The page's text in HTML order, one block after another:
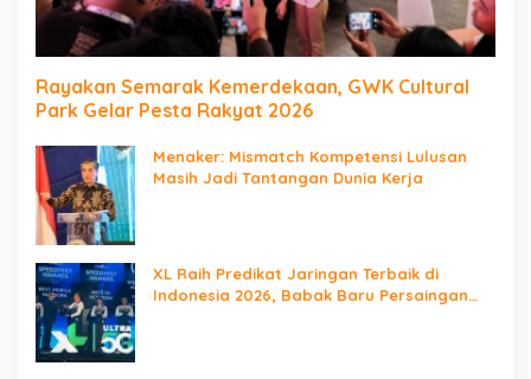
Rayakan Semarak Kemerdekaan, GWK Cultural
Park Gelar Pesta Rakyat 2026
Menaker: Mismatch Kompetensi Lulusan
Masih Jadi Tantangan Dunia Kerja
XL Raih Predikat Jaringan Terbaik di
Indonesia 2026, Babak Baru Persaingan